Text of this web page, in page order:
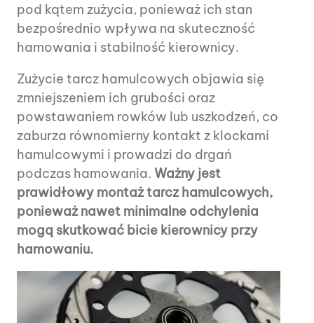
pod kątem zużycia, ponieważ ich stan
bezpośrednio wpływa na skuteczność
hamowania i stabilność kierownicy.
Zużycie tarcz hamulcowych objawia się
zmniejszeniem ich grubości oraz
powstawaniem rowków lub uszkodzeń, co
zaburza równomierny kontakt z klockami
hamulcowymi i prowadzi do drgań
podczas hamowania. Ważny jest
prawidłowy montaż tarcz hamulcowych,
ponieważ nawet minimalne odchylenia
mogą skutkować bicie kierownicy przy
hamowaniu.